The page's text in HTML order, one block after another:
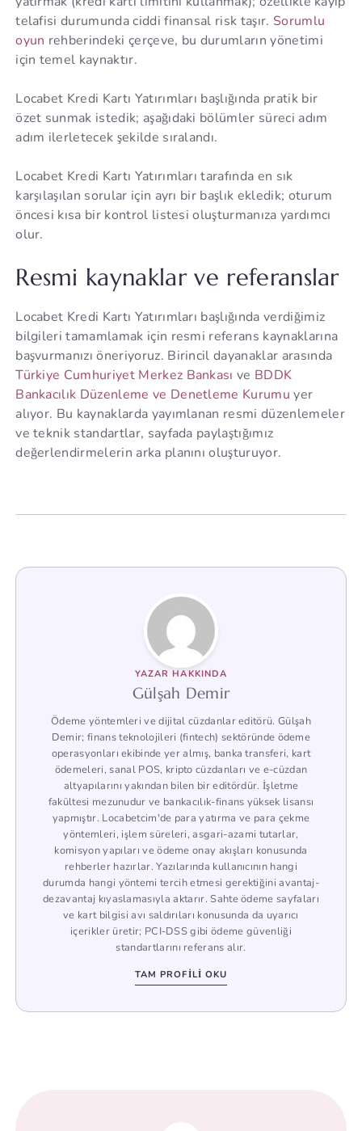
telafisi durumunda ciddi finansal risk taşır. Sorumlu
oyun rehberindeki çerçeve, bu durumların yönetimi
için temel kaynaktır.
Locabet Kredi Kartı Yatırımları başlığında pratik bir
özet sunmak istedik; aşağıdaki bölümler süreci adım
adım ilerletecek şekilde sıralandı.
Locabet Kredi Kartı Yatırımları tarafında en sık
karşılaşılan sorular için ayrı bir başlık ekledik; oturum
öncesi kısa bir kontrol listesi oluşturmanıza yardımcı
olur.
Resmi kaynaklar ve referanslar
Locabet Kredi Kartı Yatırımları başlığında verdiğimiz
bilgileri tamamlamak için resmi referans kaynaklarına
başvurmanızı öneriyoruz. Birincil dayanaklar arasında
Türkiye Cumhuriyet Merkez Bankası ve BDDK
Bankacılık Düzenleme ve Denetleme Kurumu yer
alıyor. Bu kaynaklarda yayımlanan resmi düzenlemeler
ve teknik standartlar, sayfada paylaştığımız
değerlendirmelerin arka planını oluşturuyor.
YAZAR HAKKINDA
Gülşah Demir
Ödeme yöntemleri ve dijital cüzdanlar editörü. Gülşah
Demir; finans teknolojileri (fintech) sektöründe ödeme
operasyonları ekibinde yer almış, banka transferi, kart
ödemeleri, sanal POS, kripto cüzdanları ve e-cüzdan
altyapılarını yakından bilen bir editördür. İşletme
fakültesi mezunudur ve bankacılık-finans yüksek lisansı
yapmıştır. Locabetcim'de para yatırma ve para çekme
yöntemleri, işlem süreleri, asgari-azami tutarlar,
komisyon yapıları ve ödeme onay akışları konusunda
rehberler hazırlar. Yazılarında kullanıcının hangi
durumda hangi yöntemi tercih etmesi gerektiğini avantaj-
dezavantaj kıyaslamasıyla aktarır. Sahte ödeme sayfaları
ve kart bilgisi avı saldırıları konusunda da uyarıcı
içerikler üretir; PCI-DSS gibi ödeme güvenliği
standartlarını referans alır.
TAM PROFILI OKU